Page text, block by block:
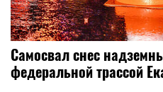
Самосвал снес
федеральной трассой